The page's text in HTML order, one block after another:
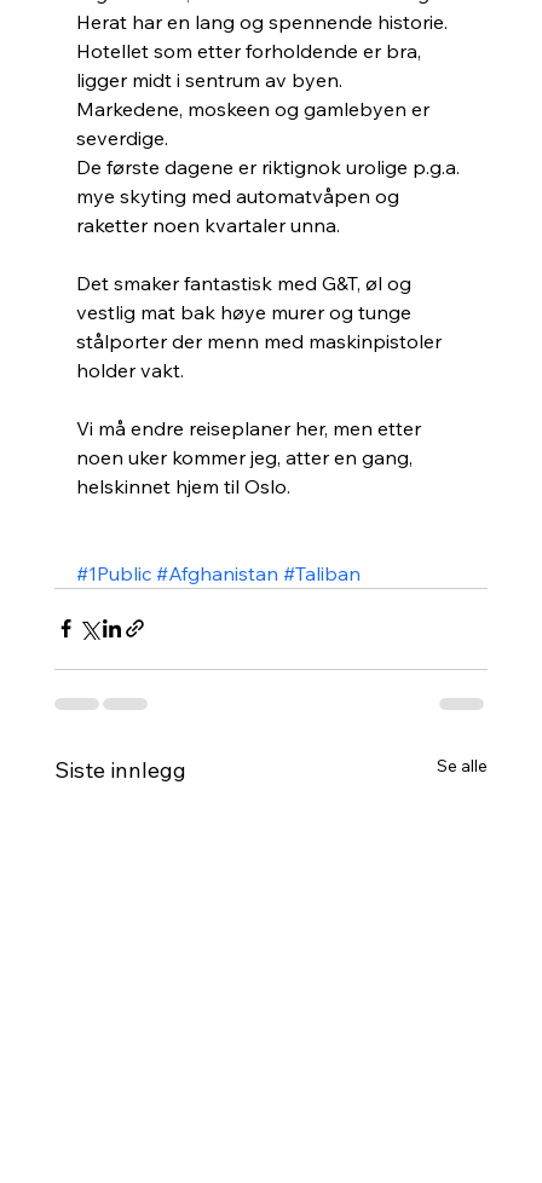
Herat har en lang og spennende historie.
Hotellet som etter forholdende er bra,
ligger midt i sentrum av byen.
Markedene, moskeen og gamlebyen er
severdige.
De første dagene er riktignok urolige p.g.a.
mye skyting med automatvåpen og
raketter noen kvartaler unna.
Det smaker fantastisk med G&T, øl og
vestlig mat bak høye murer og tunge
stålporter der menn med maskinpistoler
holder vakt.
Vi må endre reiseplaner her, men etter
noen uker kommer jeg, atter en gang,
helskinnet hjem til Oslo.
#1Public #Afghanistan #Taliban
Siste innlegg Se alle